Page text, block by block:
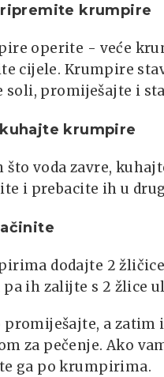
krumpire
operite - veće
cijele. Krumpire
soli, promiješajte i
krumpire
što voda zavre,
i prebacite ih u
dodajte 2
pa ih zalijte s 2 žlice
promiješajte, a zatim
za pečenje. Ako
ga po krumpirima.